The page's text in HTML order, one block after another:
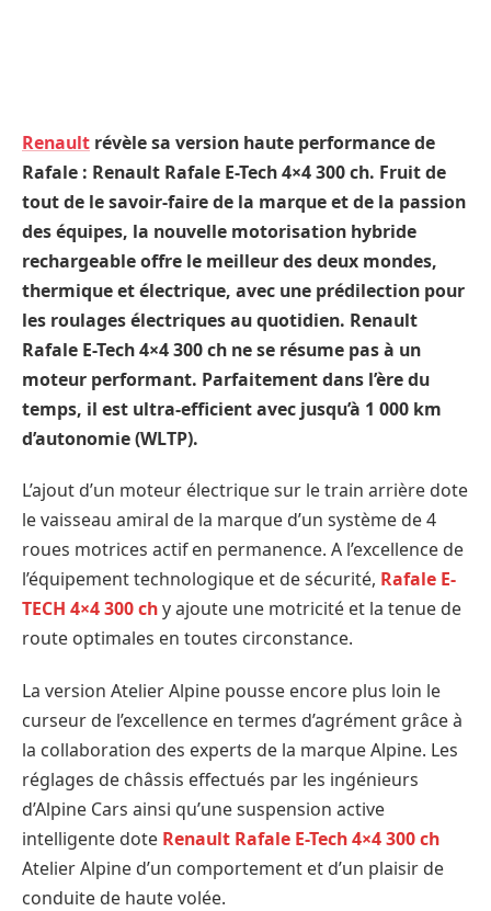
Renault révèle sa version haute performance de
Rafale : Renault Rafale E-Tech 4×4 300 ch. Fruit de
tout de le savoir-faire de la marque et de la passion
des équipes, la nouvelle motorisation hybride
rechargeable offre le meilleur des deux mondes,
thermique et électrique, avec une prédilection pour
les roulages électriques au quotidien. Renault
Rafale E-Tech 4×4 300 ch ne se résume pas à un
moteur performant. Parfaitement dans l’ère du
temps, il est ultra-efficient avec jusqu’à 1 000 km
d’autonomie (WLTP).
L’ajout d’un moteur électrique sur le train arrière dote
le vaisseau amiral de la marque d’un système de 4
roues motrices actif en permanence. A l’excellence de
l’équipement technologique et de sécurité, Rafale E-
TECH 4×4 300 chy ajoute une motricité et la tenue de
route optimales en toutes circonstance.
La version Atelier Alpine pousse encore plus loin le
curseur de l’excellence en termes d’agrément grâce à
la collaboration des experts de la marque Alpine. Les
réglages de châssis effectués par les ingénieurs
d’Alpine Cars ainsi qu’une suspension active
intelligente dote Renault Rafale E-Tech 4×4 300 ch
Atelier Alpine d’un comportement et d’un plaisir de
conduite de haute volée.